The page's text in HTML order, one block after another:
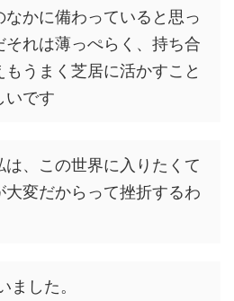
かに備わっていると思っ
れは薄っぺらく、持ち合
うまく芝居に活かすこと
いです
は、この世界に入りたくて
大変だからって挫折するわ
ました。